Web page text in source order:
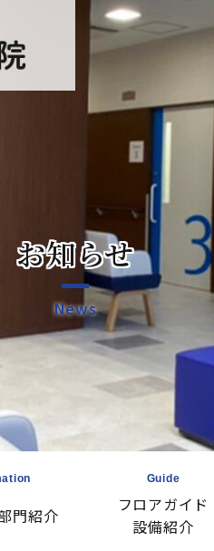
お知らせ
News
門紹介
Guide
フロアガイド
設備紹介